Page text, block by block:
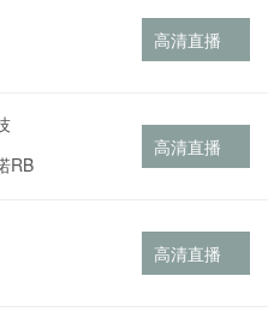
高清直播
RB
高清直播
高清直播